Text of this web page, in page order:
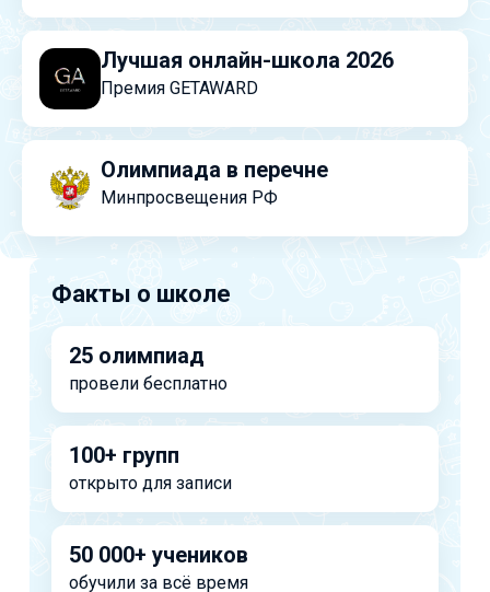
Лучшая онлайн-школа 2026
Премия GETAWARD
Олимпиада в перечне
Минпросвещения РФ
Факты о школе
25 олимпиад
провели бесплатно
100+ групп
открыто для записи
50 000+ учеников
обучили за всё время